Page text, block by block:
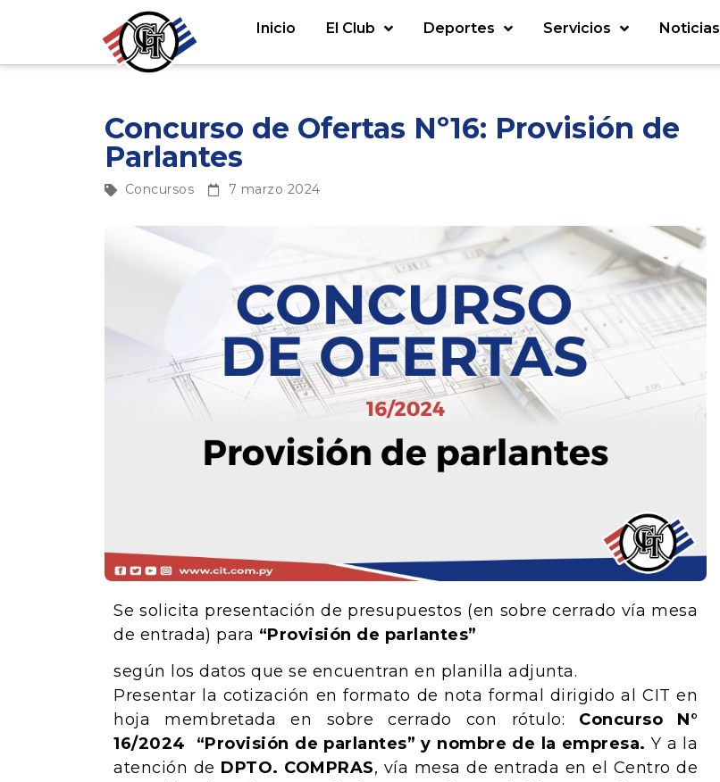
Inicio El Club Deportes Servicios Noticias
Concurso de Ofertas Nº16: Provisión de
Parlantes
Concursos 7 marzo 2024
Se solicita presentación de presupuestos (en sobre cerrado vía mesa
de entrada) para “Provisión de parlantes”
según los datos que se encuentran en planilla adjunta.
Presentar la cotización en formato de nota formal dirigido al CIT en
hoja membretada en sobre cerrado con rótulo: Concurso N°
16/2024 “Provisión de parlantes” y nombre de la empresa. Y a la
atención de DPTO. COMPRAS, vía mesa de entrada en el Centro de